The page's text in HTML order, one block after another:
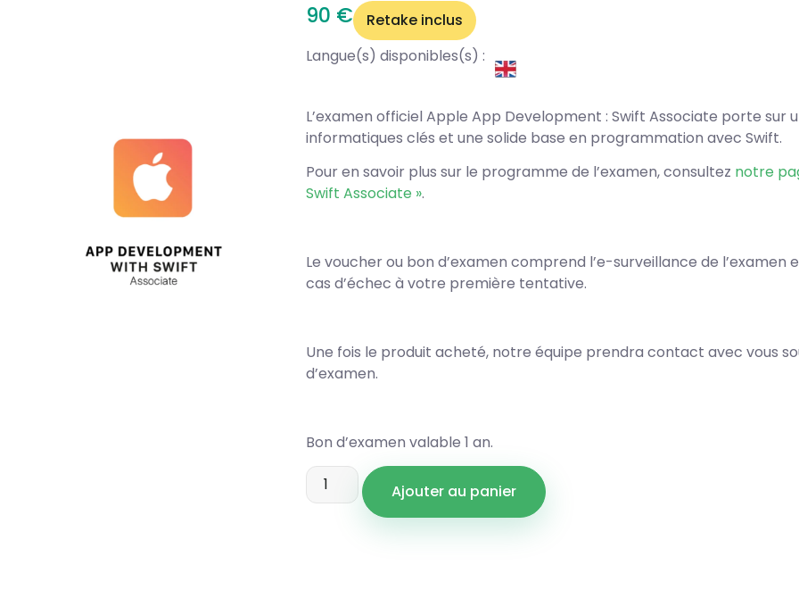
90 €
Retake inclus
Langue(s) disponibles(s) :
L’examen officiel Apple App Development : Swift Associate porte
informatiques clés et une solide base en programmation avec Swift.
Pour en savoir plus sur le programme de l’examen, consultez notre
Swift Associate ».
Le voucher ou bon d’examen comprend l’e-surveillance de
cas d’échec à votre première tentative.
Une fois le produit acheté, notre équipe prendra contact avec vous
d’examen.
Bon d’examen valable 1 an.
Ajouter au panier